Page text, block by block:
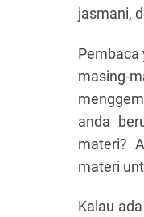
jasmani,
Pembaca
masing-
anda
materi?
materi
Kalau